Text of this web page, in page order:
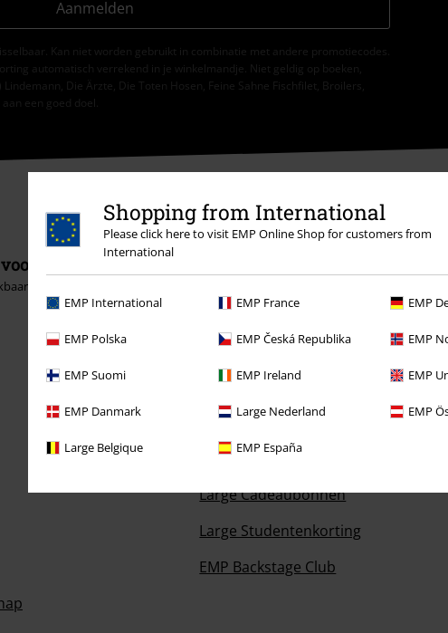
Shopping from International
Please click here to visit EMP Online Shop for customers from
International
EMP International EMP France EMP
EMP Polska EMP Česká Republika EMP
EMP Suomi EMP Ireland EMP
EMP Danmark Large Nederland EMP
Large Belgique EMP España
Aanmelden
Kan niet worden gebruikt in combinatie met andere promotiecodes.
automatisch verrekend in je winkelmandje. Niet geldig op boeken,
Die Ärzte, Die Toten Hosen, Feine Sahne Fischfilet, Broilers,
een goed doel.
je klaar
van 09:00 tot 17:00.
Overige acties
Prijsvragen
Large Cadeaubonnen
Large Studentenkorting
EMP Backstage Club